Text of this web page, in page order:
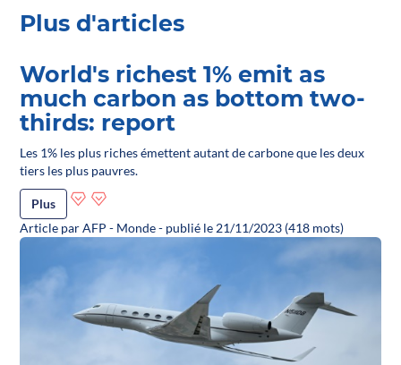
Plus d'articles
World's richest 1% emit as
much carbon as bottom two-
thirds: report
Les 1% les plus riches émettent autant de carbone que les deux
tiers les plus pauvres.
Plus
Article par AFP - Monde - publié le 21/11/2023 (418 mots)